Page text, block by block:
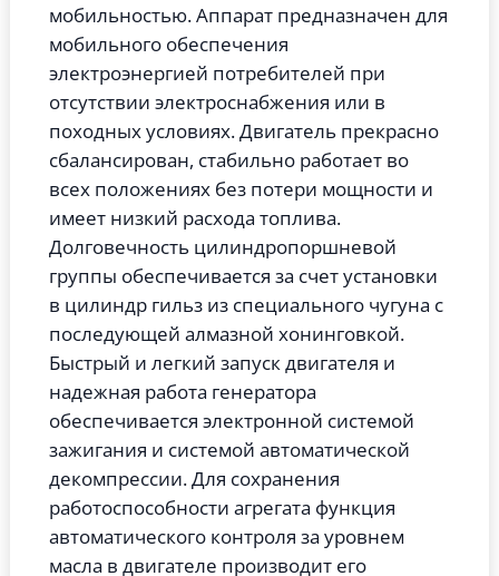
мобильностью. Аппарат предназначен для
мобильного обеспечения
электроэнергией потребителей при
отсутствии электроснабжения или в
походных условиях. Двигатель прекрасно
сбалансирован, стабильно работает во
всех положениях без потери мощности и
имеет низкий расхода топлива.
Долговечность цилиндропоршневой
группы обеспечивается за счет установки
в цилиндр гильз из специального чугуна с
последующей алмазной хонинговкой.
Быстрый и легкий запуск двигателя и
надежная работа генератора
обеспечивается электронной системой
зажигания и системой автоматической
декомпрессии. Для сохранения
работоспособности агрегата функция
автоматического контроля за уровнем
масла в двигателе производит его